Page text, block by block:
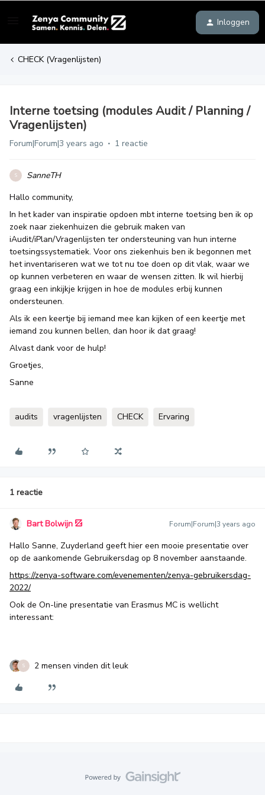
Inloggen
CHECK (Vragenlijsten)
Interne toetsing (modules Audit / Planning /
Vragenlijsten)
Forum|Forum|3 years ago 1 reactie
S
SanneTH
Hallo community,
In het kader van inspiratie opdoen mbt interne toetsing ben ik op
zoek naar ziekenhuizen die gebruik maken van
iAudit/iPlan/Vragenlijsten ter ondersteuning van hun interne
toetsingssystematiek. Voor ons ziekenhuis ben ik begonnen met
het inventariseren wat we tot nu toe doen op dit vlak, waar we
op kunnen verbeteren en waar de wensen zitten. Ik wil hierbij
graag een inkijkje krijgen in hoe de modules erbij kunnen
ondersteunen.
Als ik een keertje bij iemand mee kan kijken of een keertje met
iemand zou kunnen bellen, dan hoor ik dat graag!
Alvast dank voor de hulp!
Groetjes,
Sanne
audits vragenlijsten CHECK Ervaring
1 reactie
Bart Bolwijn Forum|Forum|3 years ago
Hallo Sanne, Zuyderland geeft hier een mooie presentatie over
op de aankomende Gebruikersdag op 8 november aanstaande.
https://zenya-software.com/evenementen/zenya-gebruikersdag-
2022/
Ook de On-line presentatie van Erasmus MC is wellicht
interessant:
S 2 mensen vinden dit leuk